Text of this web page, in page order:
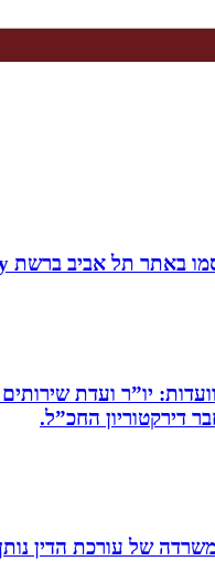
יו”ר ועדת
דירקטוריון החכ”ל.
משרדה של עורכת הדין